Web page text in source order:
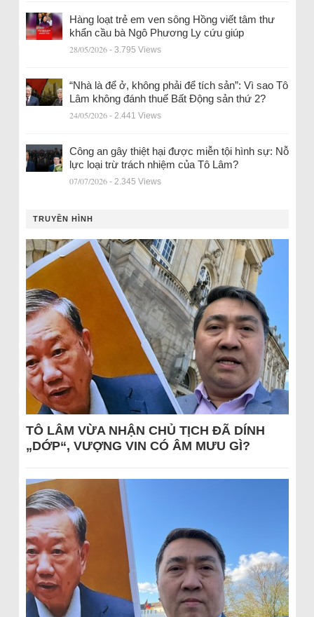
Hàng loạt trẻ em ven sông Hồng viết tâm thư
khẩn cầu bà Ngô Phương Ly cứu giúp
28/05/2026 - 3.795 Views
“Nhà là để ở, không phải để tích sản”: Vì sao Tô
Lâm không đánh thuế Bất Động sản thứ 2?
24/05/2026 - 2.441 Views
Công an gây thiệt hại được miễn tội hình sự: Nỗ
lực loại trừ trách nhiệm của Tô Lâm?
07/07/2026 - 2.345 Views
TRUYỀN HÌNH
TÔ LÂM VỪA NHẬN CHỦ TỊCH ĐÃ DÍNH
„DỚP“, VƯỢNG VIN CÓ ÂM MƯU GÌ?